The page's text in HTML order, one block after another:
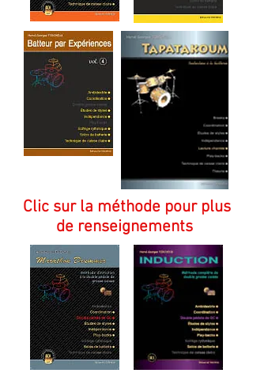
Clic sur la méthode pour plus
de renseignements